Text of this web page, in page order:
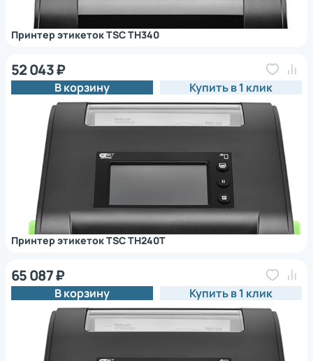
Принтер этикеток TSC TH340
Принтер этикеток TSC TH240T
52 043 ₽
В корзину Купить в 1 клик
65 087 ₽
В корзину Купить в 1 клик